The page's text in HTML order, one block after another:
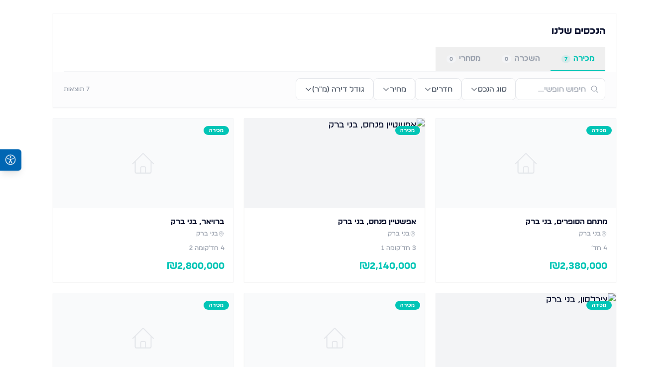
הנכסים שלנו
מכירה 7 השכרה 0 מסחרי 0
סוג הנכס חדרים מחיר גודל דירה (מ״ר) 7 תוצאות
מכירה
מתחם הסופרים, בני ברק
בני ברק
4 חד׳
₪2,380,000
מכירה
אפשטיין פנחס, בני ברק
בני ברק
3 חד׳קומה 1
₪2,140,000
מכירה
ברויאר, בני ברק
בני ברק
4 חד׳קומה 2
₪2,800,000
מכירה מכירה מכירה